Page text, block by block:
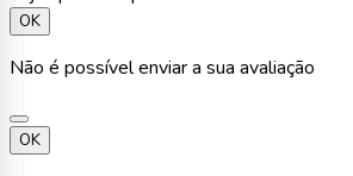
OK
Não é possível enviar a sua avaliação
OK